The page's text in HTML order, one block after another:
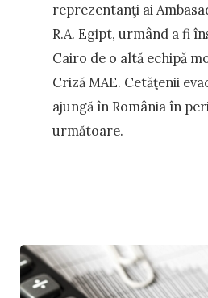
reprezentanţi ai
R.A. Egipt, urmând a fi
Cairo de o altă echipă
Criză MAE. Cetăţenii
ajungă în România în
următoare.